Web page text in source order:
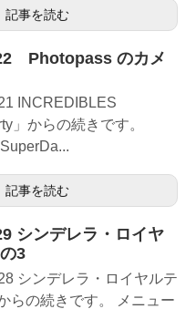
記事を読む
Photopass のカメ
INCREDIBLES
」からの続きです。
記事を読む
シンデレラ・ロイヤ
3
シンデレラ・ロイヤルテ
らの続きです。 メニュー